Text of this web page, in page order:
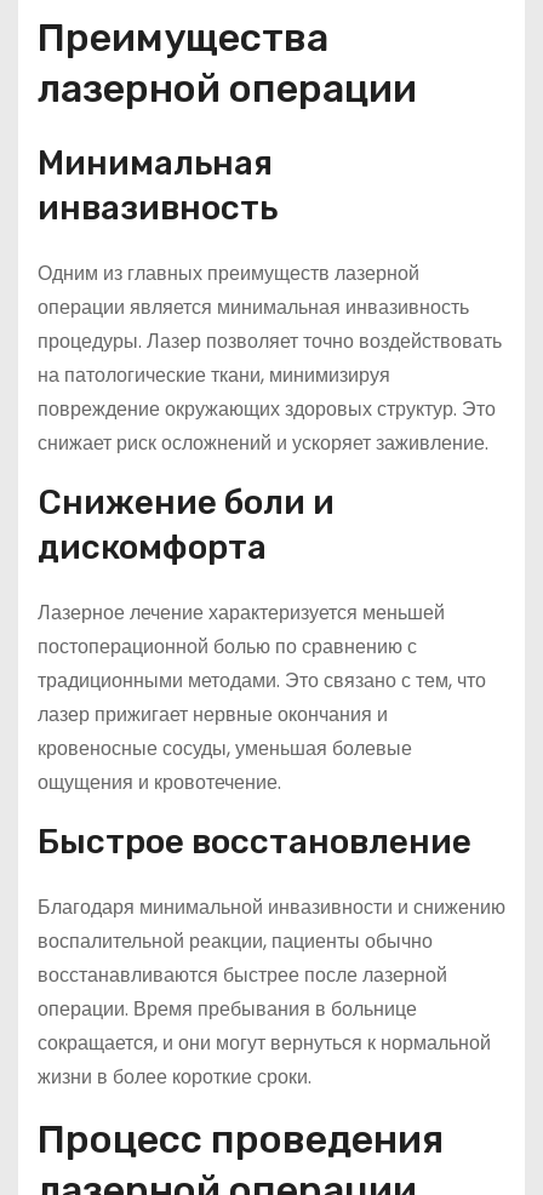
Преимущества
лазерной операции
Минимальная
инвазивность
Одним из главных преимуществ лазерной
операции является минимальная инвазивность
процедуры. Лазер позволяет точно воздействовать
на патологические ткани, минимизируя
повреждение окружающих здоровых структур. Это
снижает риск осложнений и ускоряет заживление.
Снижение боли и
дискомфорта
Лазерное лечение характеризуется меньшей
постоперационной болью по сравнению с
традиционными методами. Это связано с тем, что
лазер прижигает нервные окончания и
кровеносные сосуды, уменьшая болевые
ощущения и кровотечение.
Быстрое восстановление
Благодаря минимальной инвазивности и снижению
воспалительной реакции, пациенты обычно
восстанавливаются быстрее после лазерной
операции. Время пребывания в больнице
сокращается, и они могут вернуться к нормальной
жизни в более короткие сроки.
Процесс проведения